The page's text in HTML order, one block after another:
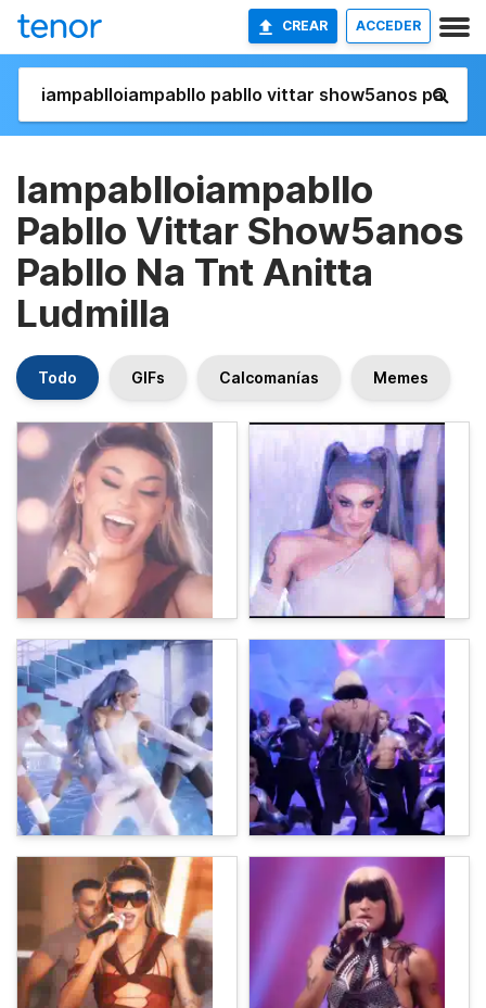
CREAR ACCEDER
Iampablloiampabllo
Pabllo Vittar Show5anos
Pabllo Na Tnt Anitta
Ludmilla
Todo GIFs Calcomanías Memes